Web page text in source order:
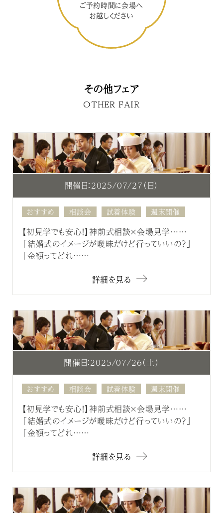
ご予約時間に会場へ
お越しください
その他フェア
OTHER FAIR
開催日：2025/07/27（日）
おすすめ 相談会 試着体験 週末開催
【初見学でも安心！】神前式相談×会場見学……
「結婚式のイメージが曖昧だけど行っていいの？」
「金額ってどれ……
詳細を見る
開催日：2025/07/26（土）
おすすめ 相談会 試着体験 週末開催
【初見学でも安心！】神前式相談×会場見学……
「結婚式のイメージが曖昧だけど行っていいの？」
「金額ってどれ……
詳細を見る